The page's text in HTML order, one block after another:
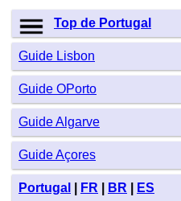
Top de Portugal
Guide Lisbon
Guide OPorto
Guide Algarve
Guide Açores
Portugal FR BR ES